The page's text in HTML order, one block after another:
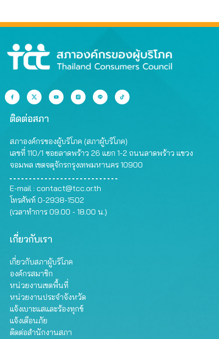
ติดต่อสภา
สภาองค์กรของผู้บริโภค (สภาผู้บริโภค)
เลขที่ 110/1 ซอยลาดพร้าว 26 แยก 1-2 ถนนลาดพร้าว แขวง
จอมพล เขตจตุจักรกรุงเทพมหานคร 10900
E-mail : contact@tcc.or.th
โทรศัพท์ 0-2938-1502
(เวลาทำการ 09.00 - 18.00 น.)
เกี่ยวกับเรา
เกี่ยวกับสภาผู้บริโภค
องค์กรสมาชิก
หน่วยงานเขตพื้นที่
หน่วยงานประจำจังหวัด
แจ้งเบาะแสและร้องทุกข์
แจ้งเตือนภัย
ติดต่อสำนักงานสภา